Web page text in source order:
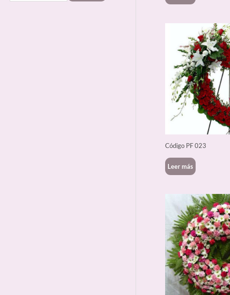
Código PF 023
Leer más